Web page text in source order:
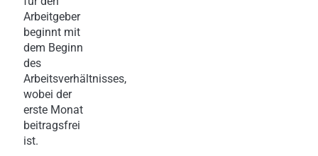
Arbeitgeber
beginnt mit
dem Beginn
des
Arbeitsverhältnisses,
wobei der
erste Monat
beitragsfrei
ist.